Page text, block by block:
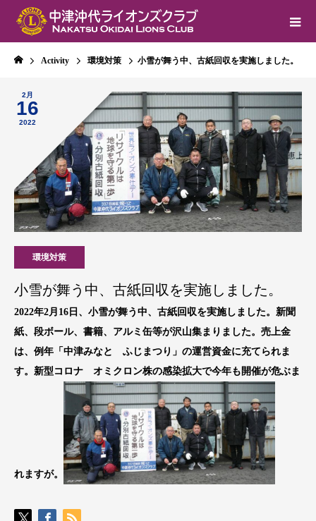
Activity 環境対策 小雪が舞う中、古紙回収を実施しました。
2月
16
2022
環境対策
小雪が舞う中、古紙回収を実施しました。
2022年2月16日、小雪が舞う中、古紙回収を実施しました。新聞
紙、段ボール、書籍、アルミ缶等が沢山集まりました。売上金
は、例年「中津みなと ふじまつり」の運営資金に充てられま
す。新型コロナ オミクロン株の感染拡大で今年も開催が危ぶま
れますが。